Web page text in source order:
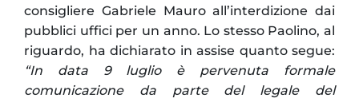
consigliere Gabriele Mauro all’interdizione dai
pubblici uffici per un anno. Lo stesso Paolino, al
riguardo, ha dichiarato in assise quanto segue:
“In data 9 luglio è pervenuta formale
comunicazione da parte del legale del